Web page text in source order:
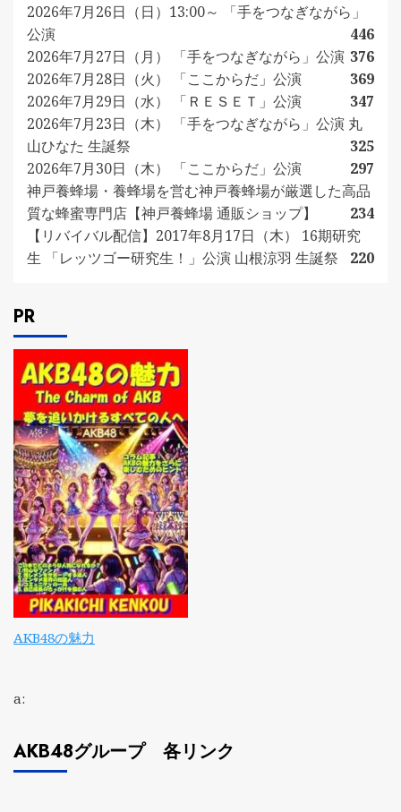
2026年7月26日（日）13:00～ 「手をつなぎながら」
公演
446
2026年7月27日（月） 「手をつなぎながら」公演 376
2026年7月28日（火） 「ここからだ」公演
369
2026年7月29日（水） 「ＲＥＳＥＴ」公演
347
2026年7月23日（木） 「手をつなぎながら」公演 丸
山ひなた 生誕祭
325
2026年7月30日（木） 「ここからだ」公演
297
神戸養蜂場・養蜂場を営む神戸養蜂場が厳選した高品
質な蜂蜜専門店【神戸養蜂場 通販ショップ】
234
【リバイバル配信】2017年8月17日（木） 16期研究
生 「レッツゴー研究生！」公演 山根涼羽 生誕祭
220
PR
AKB48の魅力
a:
AKB48グループ 各リンク